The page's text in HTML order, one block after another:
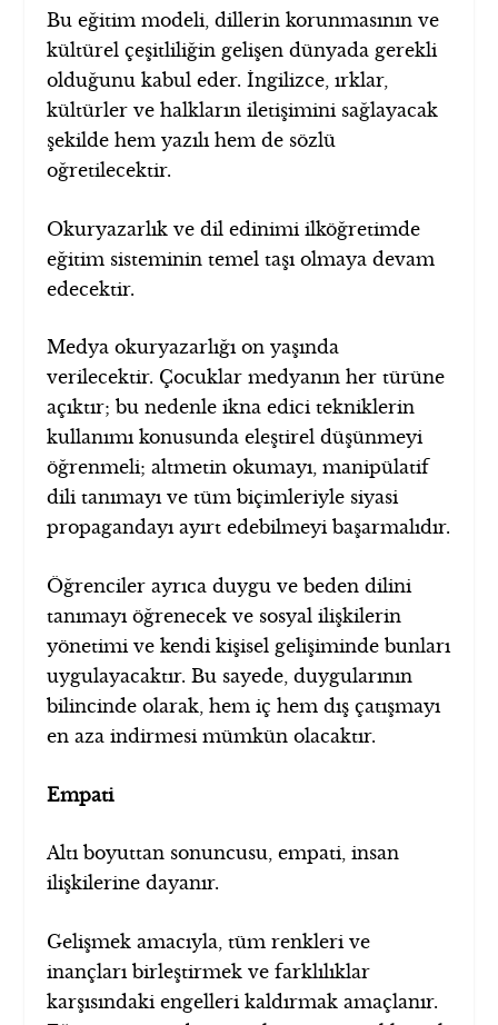
Bu eğitim modeli, dillerin korunmasının ve
kültürel çeşitliliğin gelişen dünyada gerekli
olduğunu kabul eder. İngilizce, ırklar,
kültürler ve halkların iletişimini sağlayacak
şekilde hem yazılı hem de sözlü
oğretilecektir.
Okuryazarlık ve dil edinimi ilköğretimde
eğitim sisteminin temel taşı olmaya devam
edecektir.
Medya okuryazarlığı on yaşında
verilecektir. Çocuklar medyanın her türüne
açıktır; bu nedenle ikna edici tekniklerin
kullanımı konusunda eleştirel düşünmeyi
öğrenmeli; altmetin okumayı, manipülatif
dili tanımayı ve tüm biçimleriyle siyasi
propagandayı ayırt edebilmeyi başarmalıdır.
Öğrenciler ayrıca duygu ve beden dilini
tanımayı öğrenecek ve sosyal ilişkilerin
yönetimi ve kendi kişisel gelişiminde bunları
uygulayacaktır. Bu sayede, duygularının
bilincinde olarak, hem iç hem dış çatışmayı
en aza indirmesi mümkün olacaktır.
Empati
Altı boyuttan sonuncusu, empati, insan
ilişkilerine dayanır.
Gelişmek amacıyla, tüm renkleri ve
inançları birleştirmek ve farklılıklar
karşısındaki engelleri kaldırmak amaçlanır.